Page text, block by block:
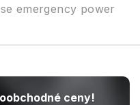
emergency power
ceny!